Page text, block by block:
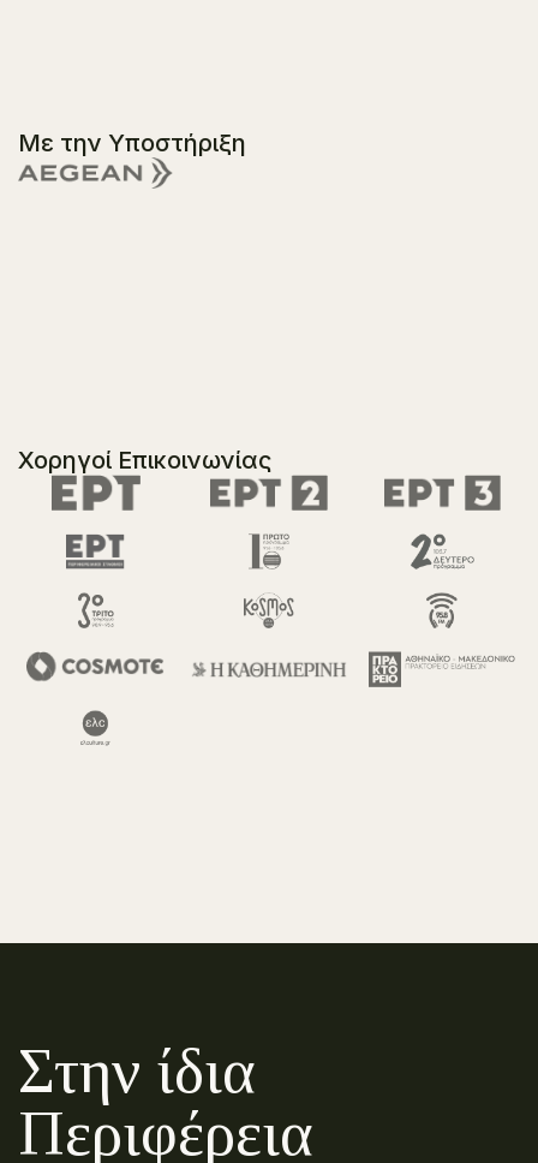
Με την Υποστήριξη
Χορηγοί Επικοινωνίας
Στην ίδια
Περιφέρεια